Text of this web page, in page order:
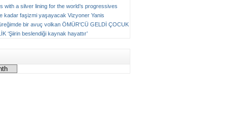
with a silver lining for the world’s progressives
kadar faşizmi yaşayacak Vizyoner Yanis
bir avuç volkan ÖMÜR'CÜ GELDİ ÇOCUK
‘Şiirin beslendiği kaynak hayattır’